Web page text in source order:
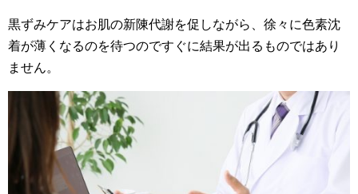
黒ずみケアはお肌の新陳代謝を促しながら、徐々に色素沈
着が薄くなるのを待つのですぐに結果が出るものではあり
ません。